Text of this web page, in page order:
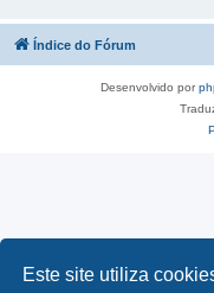
Este site utiliza
Índice do Fórum
Desenvolvido por